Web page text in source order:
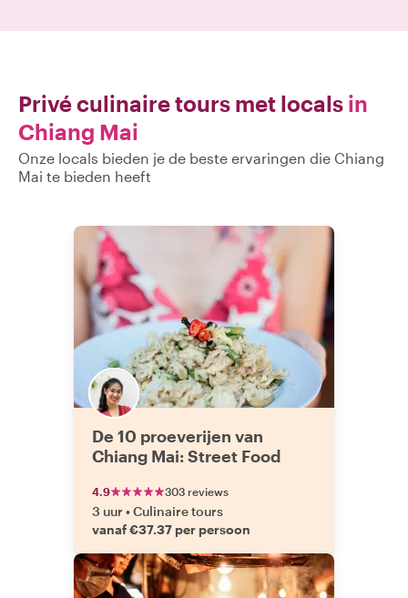
Privé culinaire tours met locals in
Chiang Mai
Onze locals bieden je de beste ervaringen die Chiang
Mai te bieden heeft
De 10 proeverijen van
Chiang Mai: Street Food
4.9 303 reviews
3 uur •Culinaire tours
vanaf €37.37 per persoon